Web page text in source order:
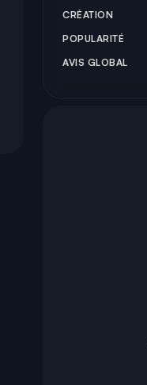
CRÉATION
POPULARITÉ
AVIS GLOBAL